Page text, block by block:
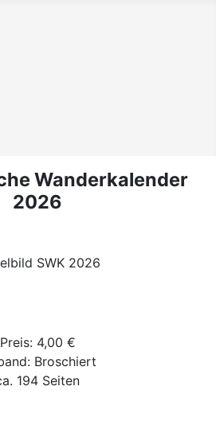
Wanderkalender
2026
Preis: 4,00 €
Broschiert
194 Seiten